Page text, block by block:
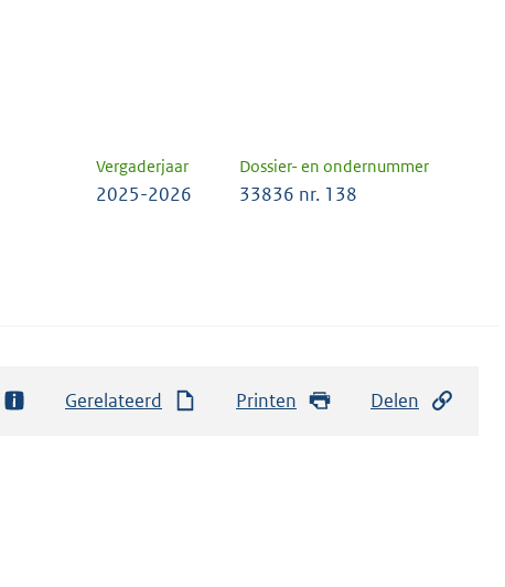
Vergaderjaar Dossier- en ondernummer
2025-2026 33836 nr. 138
Gerelateerd Printen Delen